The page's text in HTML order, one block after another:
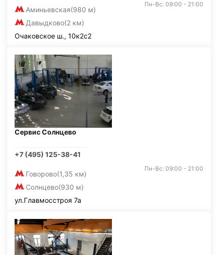
Аминьевская(980 м)
Давыдково(2 км)
Пн-Вс: 09:00 - 21:00
Очаковское ш., 10к2с2
Сервис Солнцево
+7 (495) 125-38-41
Говорово(1,35 км)
Солнцево(930 м)
Пн-Вс: 09:00 - 21:00
ул.Главмосстроя 7а